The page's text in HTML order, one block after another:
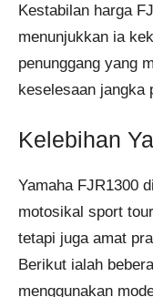
Kestabilan harga
menunjukkan ia
penunggang yang
keselesaan jangka
Kelebihan
Yamaha FJR1300
motosikal sport
tetapi juga amat
Berikut ialah
menggunakan